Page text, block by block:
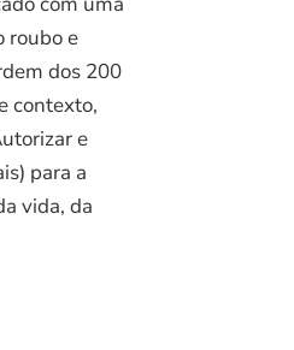
roubo e
dos 200
contexto,
e
para a
vida, da